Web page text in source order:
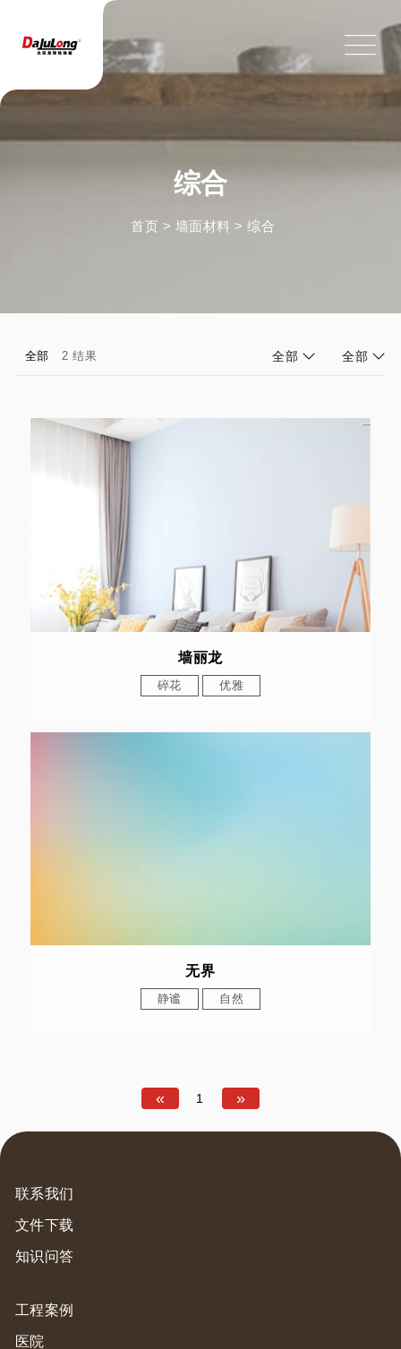
综合
首页 > 墙面材料 > 综合
全部 2 结果 全部 全部
墙丽龙
碎花 优雅
无界
静谧 自然
« 1 »
联系我们
文件下载
知识问答
工程案例
医院